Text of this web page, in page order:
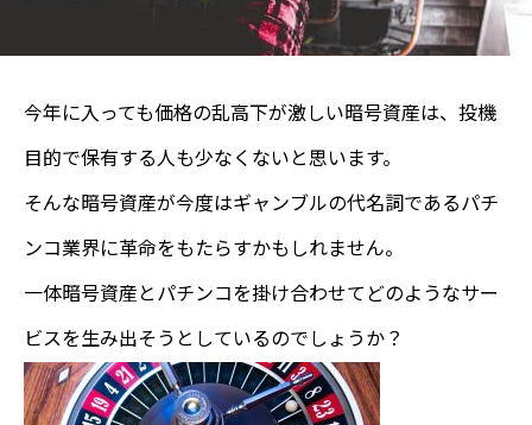
今年に入っても価格の乱高下が激しい暗号資産は、投機
目的で保有する人も少なくないと思います。
そんな暗号資産が今度はギャンブルの代名詞であるパチ
ンコ業界に革命をもたらすかもしれません。
一体暗号資産とパチンコを掛け合わせてどのようなサー
ビスを生み出そうとしているのでしょうか？